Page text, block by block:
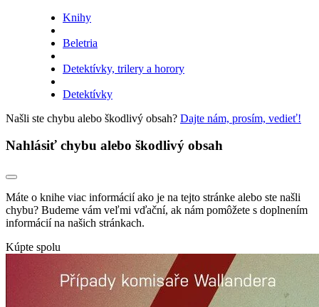
Knihy
Beletria
Detektívky, trilery a horory
Detektívky
Našli ste chybu alebo škodlivý obsah? Dajte nám, prosím, vedieť!
Nahlásiť chybu alebo škodlivý obsah
Máte o knihe viac informácií ako je na tejto stránke alebo ste našli
chybu? Budeme vám veľmi vďační, ak nám pomôžete s doplnením
informácií na našich stránkach.
Kúpte spolu